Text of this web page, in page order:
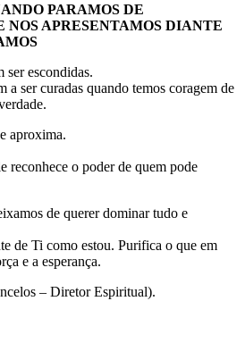
PARAMOS DE
NOS APRESENTAMOS DIANTE
ser escondidas.
a ser curadas quando temos coragem de
aproxima.
reconhece o poder de quem pode
de querer dominar tudo e
de Ti como estou. Purifica o que em
e a esperança.
– Diretor Espiritual).